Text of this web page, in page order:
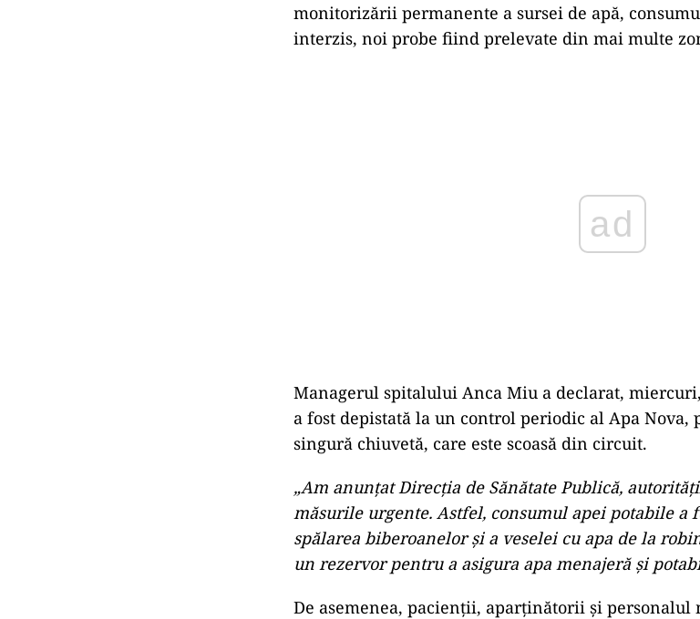
monitorizării permanente a sursei de apă,
interzis, noi probe fiind prelevate din mai multe
Managerul spitalului Anca Miu a declarat,
a fost depistată la un control periodic al Apa Nova,
singură chiuvetă, care este scoasă din circuit.
„Am anunțat Direcția de Sănătate Publică,
măsurile urgente. Astfel, consumul apei potabile a
spălarea biberoanelor și a veselei cu apa de la
un rezervor pentru a asigura apa menajeră și
De asemenea, pacienții, aparținătorii și personalul